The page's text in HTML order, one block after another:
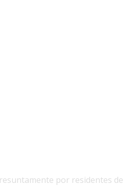
por residentes de